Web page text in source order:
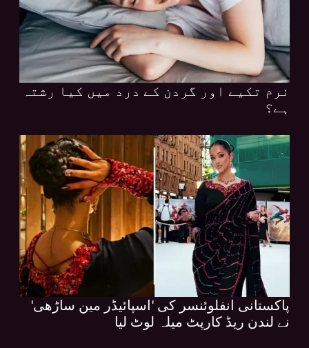
نرم تکیے اور گردن کے درد میں کیا رشتہ
ہے؟
پاکستانی انفلوئنسر کی 'اسپائیڈر مین ساڑھی'
نے لندن ریڈ کارپٹ میلہ لوٹ لیا